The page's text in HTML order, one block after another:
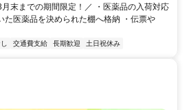
末までの期間限定！／ ・医薬品の入荷対応
た医薬品を決められた棚へ格納 ・伝票や
交通費支給 長期歓迎 土日祝休み